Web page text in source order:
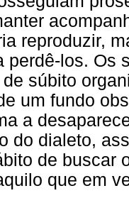
reproduzir,
perdê-los. Os
súbito
um fundo
a
do dialeto,
de buscar
que em